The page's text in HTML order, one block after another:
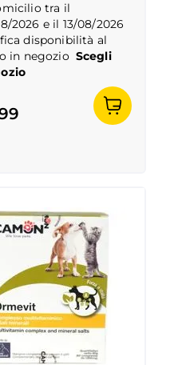
tra il
2026 e il 13/08/2026
disponibilità al
in negozio Scegli